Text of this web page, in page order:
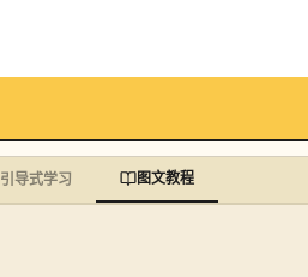
引导式学习 图文教程